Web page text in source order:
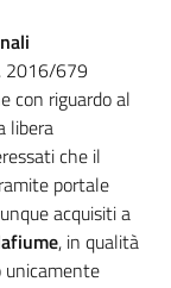
2016/679
con riguardo al
libera
che il
portale
acquisiti a
, in qualità